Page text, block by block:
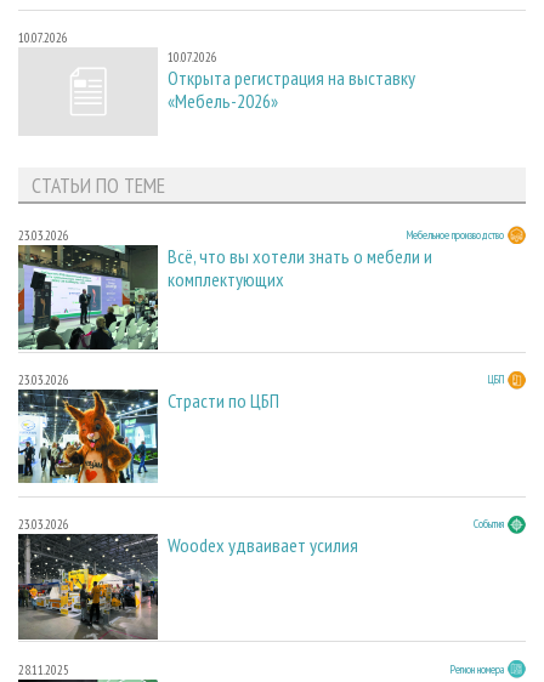
10.07.2026
10.07.2026
Открыта регистрация на выставку
«Мебель-2026»
СТАТЬИ ПО ТЕМЕ
23.03.2026 Мебельное производство
Всё, что вы хотели знать о мебели и
комплектующих
23.03.2026 ЦБП
Страсти по ЦБП
23.03.2026 События
Woodex удваивает усилия
28.11.2025 Регион номера